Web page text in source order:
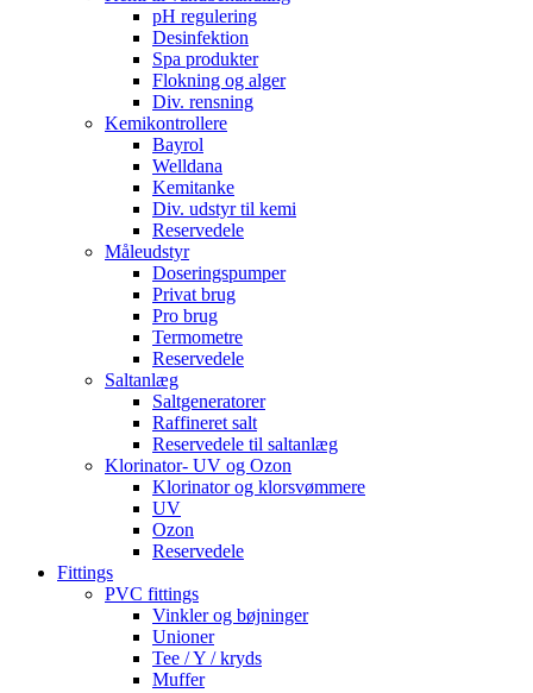
pH regulering
Desinfektion
Spa produkter
Flokning og alger
Div. rensning
Kemikontrollere
Bayrol
Welldana
Kemitanke
Div. udstyr til kemi
Reservedele
Måleudstyr
Doseringspumper
Privat brug
Pro brug
Termometre
Reservedele
Saltanlæg
Saltgeneratorer
Raffineret salt
Reservedele til saltanlæg
Klorinator- UV og Ozon
Klorinator og klorsvømmere
UV
Ozon
Reservedele
Fittings
PVC fittings
Vinkler og bøjninger
Unioner
Tee / Y / kryds
Muffer